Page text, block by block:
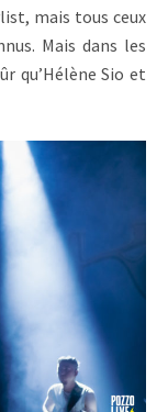
mais tous ceux
Mais dans les
qu’Hélène Sio et